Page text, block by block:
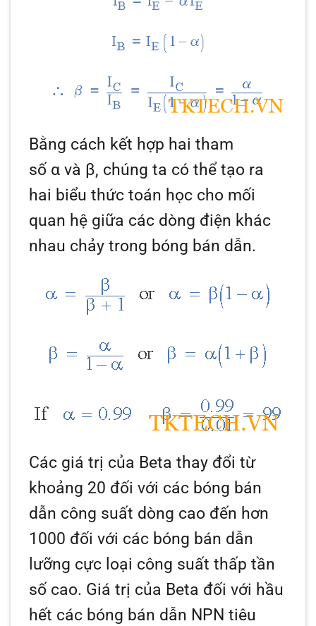
Bằng cách kết hợp hai tham
số α và β, chúng ta có thể tạo ra
hai biểu thức toán học cho mối
quan hệ giữa các dòng điện khác
nhau chảy trong bóng bán dẫn.
Các giá trị của Beta thay đổi từ
khoảng 20 đối với các bóng bán
dẫn công suất dòng cao đến hơn
1000 đối với các bóng bán dẫn
lưỡng cực loại công suất thấp tần
số cao. Giá trị của Beta đối với hầu
hết các bóng bán dẫn NPN tiêu